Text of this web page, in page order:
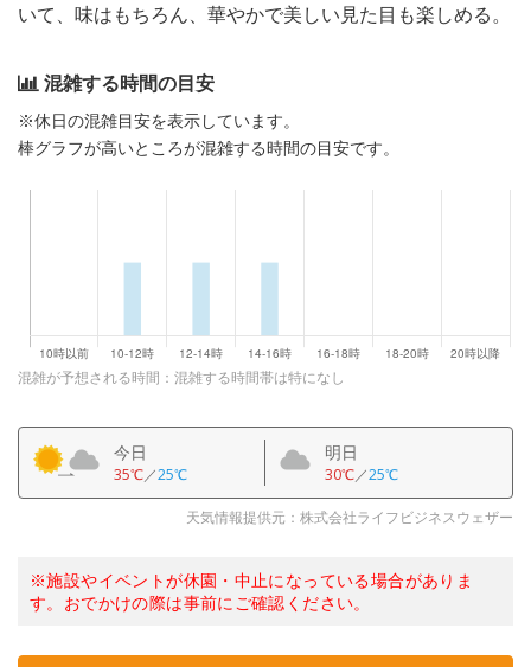
いて、味はもちろん、華やかで美しい見た目も楽しめる。
混雑する時間の目安
※休日の混雑目安を表示しています。
棒グラフが高いところが混雑する時間の目安です。
混雑が予想される時間：混雑する時間帯は特になし
今日
35℃／25℃
明日
30℃／25℃
天気情報提供元：株式会社ライフビジネスウェザー
※施設やイベントが休園・中止になっている場合がありま
す。おでかけの際は事前にご確認ください。